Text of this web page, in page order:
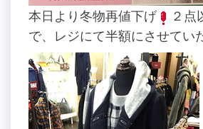
本日より冬物再値下げ
２点
で、レジにて半額にさせてい